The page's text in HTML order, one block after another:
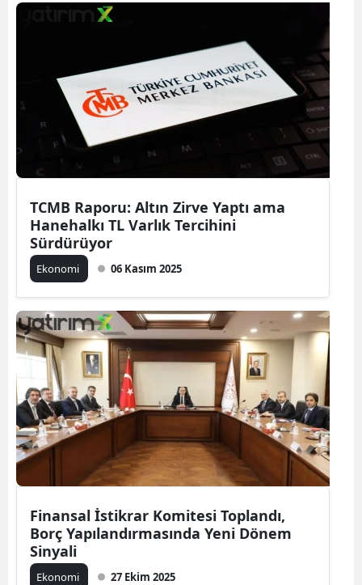
TCMB Raporu: Altın Zirve Yaptı ama
Hanehalkı TL Varlık Tercihini
Sürdürüyor
Ekonomi 06 Kasım 2025
Finansal İstikrar Komitesi Toplandı,
Borç Yapılandırmasında Yeni Dönem
Sinyali
Ekonomi 27 Ekim 2025